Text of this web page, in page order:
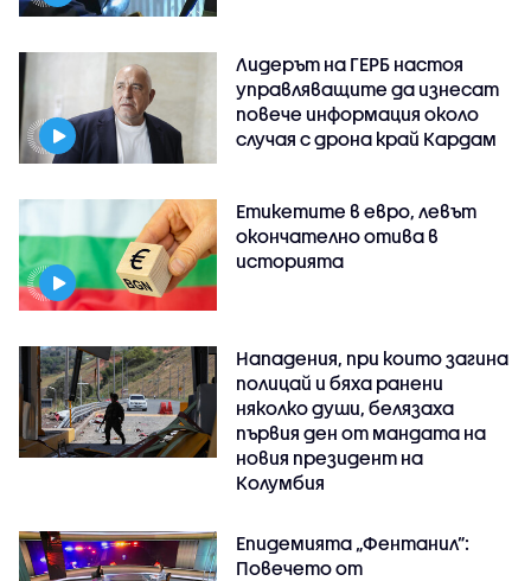
Лидерът на ГЕРБ настоя
управляващите да изнесат
повече информация около
случая с дрона край Кардам
Етикетите в евро, левът
окончателно отива в
историята
Нападения, при които загина
полицай и бяха ранени
няколко души, белязаха
първия ден от мандата на
новия президент на
Колумбия
Епидемията „Фентанил”:
Повечето от